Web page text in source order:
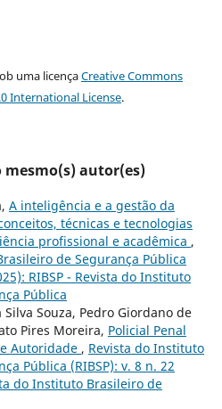
uma licençaCreative Commons
International License.
autor(es)
A inteligência e a gestão da
técnicas e tecnologias
profissional e acadêmica ,
de Segurança Pública
RIBSP - Revista do Instituto
Pública
Souza, Pedro Giordano de
Pires Moreira, Policial Penal
Autoridade , Revista do Instituto
Pública (RIBSP): v. 8 n. 22
do Instituto Brasileiro de